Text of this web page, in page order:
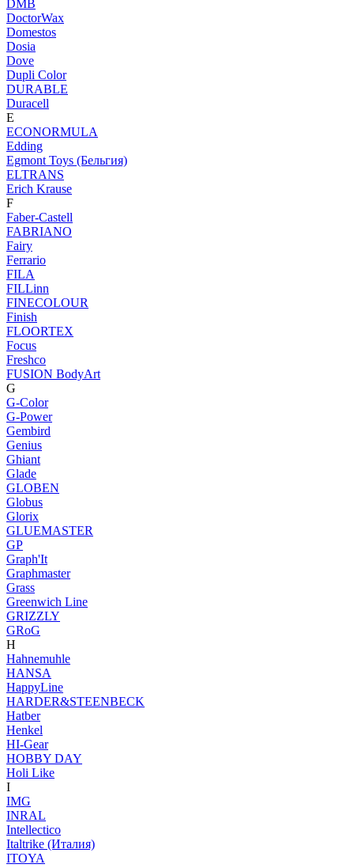
DMB
DoctorWax
Domestos
Dosia
Dove
Dupli Color
DURABLE
Duracell
E
ECONORMULA
Edding
Egmont Toys (Бельгия)
ELTRANS
Erich Krause
F
Faber-Castell
FABRIANO
Fairy
Ferrario
FILA
FILLinn
FINECOLOUR
Finish
FLOORTEX
Focus
Freshco
FUSION BodyArt
G
G-Color
G-Power
Gembird
Genius
Ghiant
Glade
GLOBEN
Globus
Glorix
GLUEMASTER
GP
Graph'It
Graphmaster
Grass
Greenwich Line
GRIZZLY
GRoG
H
Hahnemuhle
HANSA
HappyLine
HARDER&STEENBECK
Hatber
Henkel
HI-Gear
HOBBY DAY
Holi Like
I
IMG
INRAL
Intellectico
Italtrike (Италия)
ITOYA